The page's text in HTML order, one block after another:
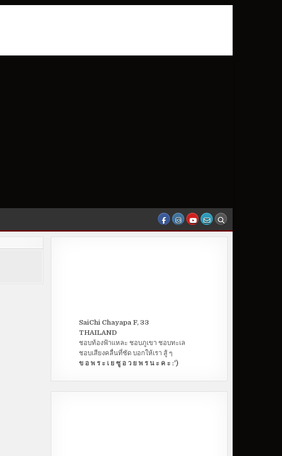
SaiChi Chayapa F, 33
THAILAND
ชอบท้องฟ้าแหละ ชอบภูเขา ชอบทะเล
ชอบเสียงคลื่นที่ซัด บอกให้เรา สู้ ๆ
ข อ พ ร ะ เ ย ซู อ ว ย พ ร น ะ ค ะ :')